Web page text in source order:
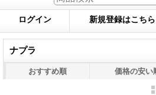
ログイン 新規登録はこちら
ナプラ
おすすめ順 価格の安い